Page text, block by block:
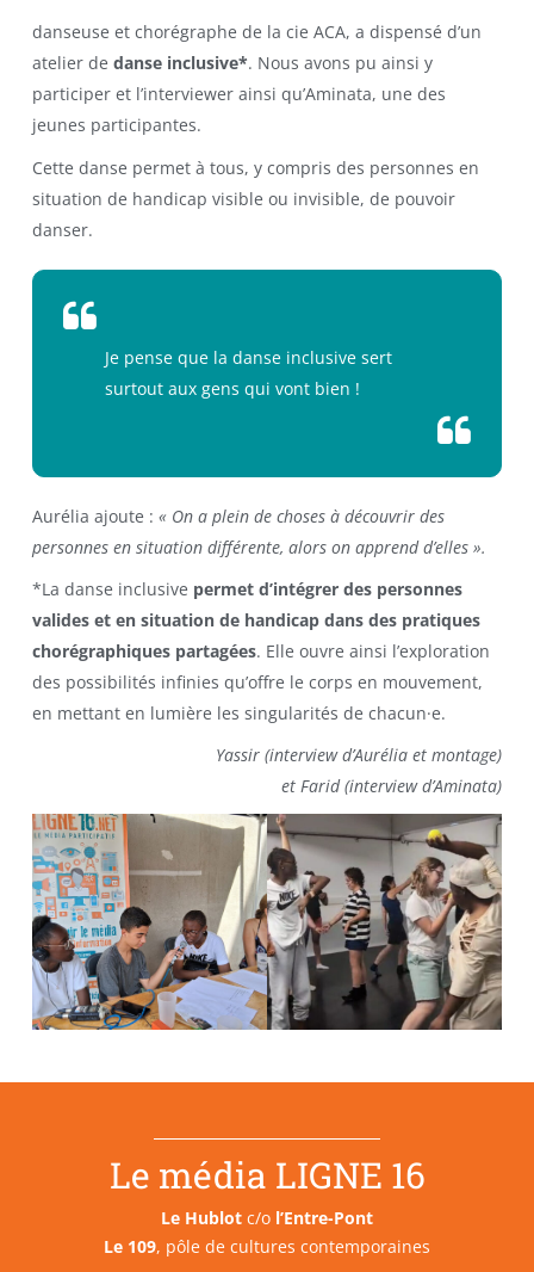
danseuse et chorégraphe de la cie ACA, a dispensé d’un
atelier de danse inclusive*. Nous avons pu ainsi y
participer et l’interviewer ainsi qu’Aminata, une des
jeunes participantes.
Cette danse permet à tous, y compris des personnes en
situation de handicap visible ou invisible, de pouvoir
danser.
Je pense que la danse inclusive sert
surtout aux gens qui vont bien !
Aurélia ajoute : « On a plein de choses à découvrir des
personnes en situation différente, alors on apprend d’elles ».
*La danse inclusive permet d’intégrer des personnes
valides et en situation de handicap dans des pratiques
chorégraphiques partagées. Elle ouvre ainsi l’exploration
des possibilités infinies qu’offre le corps en mouvement,
en mettant en lumière les singularités de chacun·e.
Yassir (interview d’Aurélia et montage)
et Farid (interview d’Aminata)
Le média LIGNE 16
Le Hublot c/o l’Entre-Pont
Le 109, pôle de cultures contemporaines